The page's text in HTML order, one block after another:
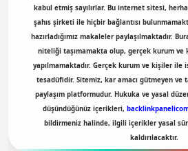
kabul etmiş sayılırlar. Bu internet sitesi,
şahıs şirketi ile hiçbir bağlantısı
hazırladığımız makaleler paylaşılmaktadır.
niteliği taşımamakta olup, gerçek kurum ve
yapılmamaktadır. Gerçek kurum ve kişiler
tesadüfidir. Sitemiz, kar amacı gütmeyen ve
paylaşım platformudur. Hukuka ve yasal
düşündüğünüz içerikleri,
bildirmeniz halinde, ilgili içerikler yasal
kaldırılacaktır.